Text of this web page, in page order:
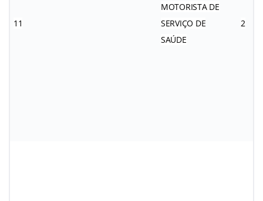
11
MOTORISTA DE
SERVIÇO DE
SAÚDE
2